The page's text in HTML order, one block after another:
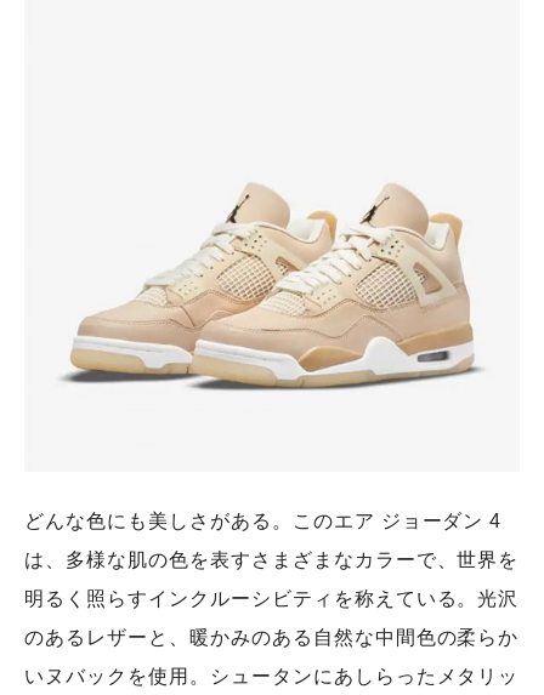
どんな色にも美しさがある。このエア ジョーダン 4
は、多様な肌の色を表すさまざまなカラーで、世界を
明るく照らすインクルーシビティを称えている。光沢
のあるレザーと、暖かみのある自然な中間色の柔らか
いヌバックを使用。シュータンにあしらったメタリッ